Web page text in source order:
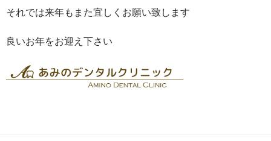
それでは来年もまた宜しくお願い致します
良いお年をお迎え下さい